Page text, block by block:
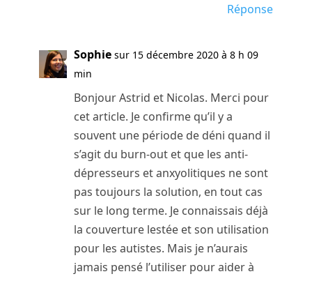
Réponse
Sophie sur 15 décembre 2020 à 8 h 09
min
Bonjour Astrid et Nicolas. Merci pour
cet article. Je confirme qu’il y a
souvent une période de déni quand il
s’agit du burn-out et que les anti-
dépresseurs et anxyolitiques ne sont
pas toujours la solution, en tout cas
sur le long terme. Je connaissais déjà
la couverture lestée et son utilisation
pour les autistes. Mais je n’aurais
jamais pensé l’utiliser pour aider à